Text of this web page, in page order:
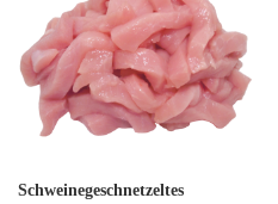
Schweinegeschnetzeltes